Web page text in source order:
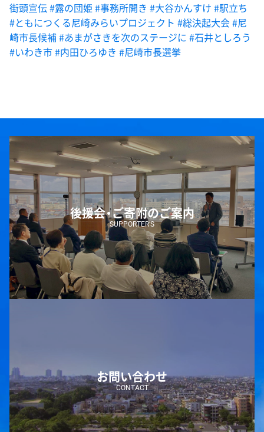
街頭宣伝#露の団姫 #事務所開き #大谷かんすけ #駅立ち
#ともにつくる尼崎みらいプロジェクト #総決起大会#尼
崎市長候補#あまがさきを次のステージに #石井としろう
#いわき市#内田ひろゆき #尼崎市長選挙
後援会・ご寄附のご案内
SUPPORTER’S
お問い合わせ
CONTACT